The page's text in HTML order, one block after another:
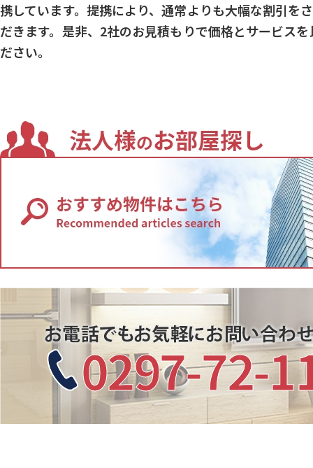
携しています。提携により、通常よりも大幅な割引を
だきます。是非、2社のお見積もりで価格とサービスを
ださい。
0297-72-